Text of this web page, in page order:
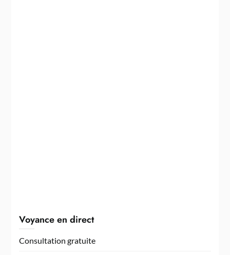
Voyance en direct
Consultation gratuite